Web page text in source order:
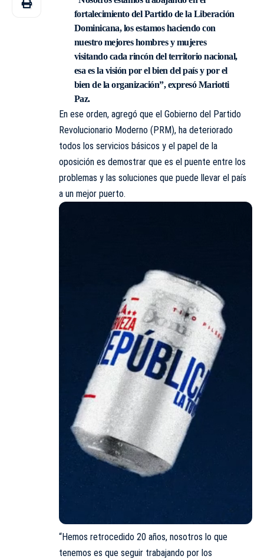
fortalecimiento del Partido de la Liberación
Dominicana, los estamos haciendo con
nuestro mejores hombres y mujeres
visitando cada rincón del territorio nacional,
esa es la visión por el bien del país y por el
bien de la organización”, expresó Mariotti
Paz.
En ese orden, agregó que el Gobierno del Partido
Revolucionario Moderno (PRM), ha deteriorado
todos los servicios básicos y el papel de la
oposición es demostrar que es el puente entre los
problemas y las soluciones que puede llevar el país
a un mejor puerto.
“Hemos retrocedido 20 años, nosotros lo que
tenemos es que seguir trabajando por los